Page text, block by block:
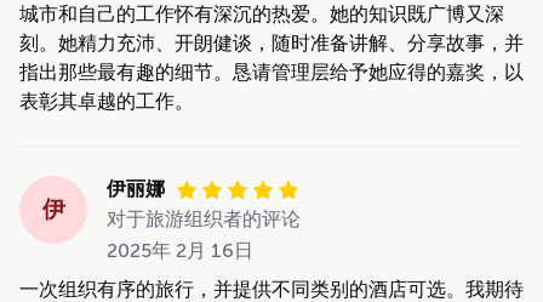
城市和自己的工作怀有深沉的热爱。她的知识既广博又深
刻。她精力充沛、开朗健谈，随时准备讲解、分享故事，并
指出那些最有趣的细节。恳请管理层给予她应得的嘉奖，以
表彰其卓越的工作。
伊
伊丽娜
对于旅游组织者的评论
2025年 2月 16日
一次组织有序的旅行，并提供不同类别的酒店可选。我期待